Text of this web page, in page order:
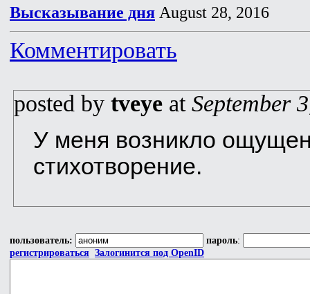
Высказывание дня August 28, 2016
Комментировать
posted by tveye at September
У меня возникло
стихотворение.
пользователь: пароль:
регистрироваться Залогинится под OpenID